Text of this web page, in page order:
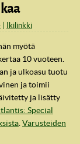
Ikilinkki
myötä
10 vuoteen.
ja ulkoasu tuotu
ja toimii
ja lisätty
Special
Varusteiden